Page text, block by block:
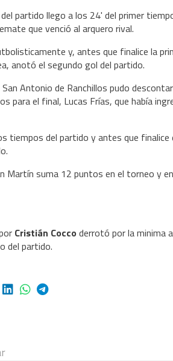
partido llego a los 24' del primer
que venció al arquero rival.
y, antes que finalice la
anotó el segundo gol del partido.
Antonio de Ranchillos pudo
para el final, Lucas Frías, que había
tiempos del partido y antes que
Martín suma 12 puntos en el torneo y
Cristián Cocco derrotó por la minima a
del partido.